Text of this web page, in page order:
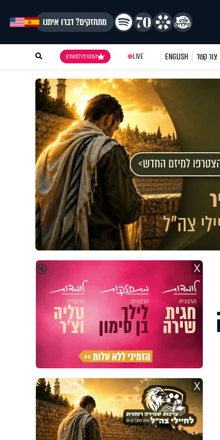
מתחזקים? דברו איתנו
צור קשר ENGLISH
LIVE הצטרפו למועדון
🔇 X
X